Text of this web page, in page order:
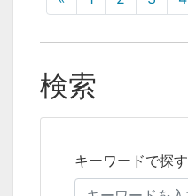
検索
キーワードで探す